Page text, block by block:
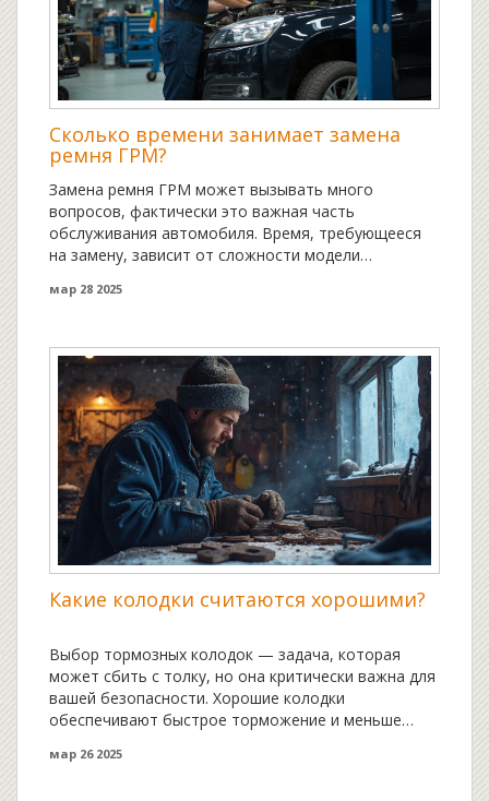
Сколько времени занимает замена
ремня ГРМ?
Замена ремня ГРМ может вызывать много
вопросов, фактически это важная часть
обслуживания автомобиля. Время, требующееся
на замену, зависит от сложности модели
статье рассматриваются общие аспекты процесса
расскажем, сколько времени может уйти на этот
процесс, и на что следует обращать внимание
владельцам авто.
мар 28 2025
Какие колодки считаются хорошими?
Выбор тормозных колодок — задача, которая
может сбить с толку, но она критически важна для
вашей безопасности. Хорошие колодки
обеспечивают быстрое торможение и меньше
какие типы колодок существуют и какие из них
мар 26 2025